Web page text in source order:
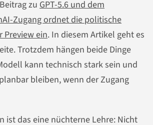
zu GPT-5.6 und dem
Zugang ordnet die politische
Preview ein. In diesem Artikel geht es
Trotzdem hängen beide Dinge
kann technisch stark sein und
bleiben, wenn der Zugang
ist das eine nüchterne Lehre: Nicht